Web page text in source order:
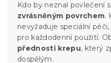
Kdo by neznal povlečení
zvrásněným povrchem.
nevyžaduje speciální
pro každodenní použití.
přednosti krepu, který
dospělým.